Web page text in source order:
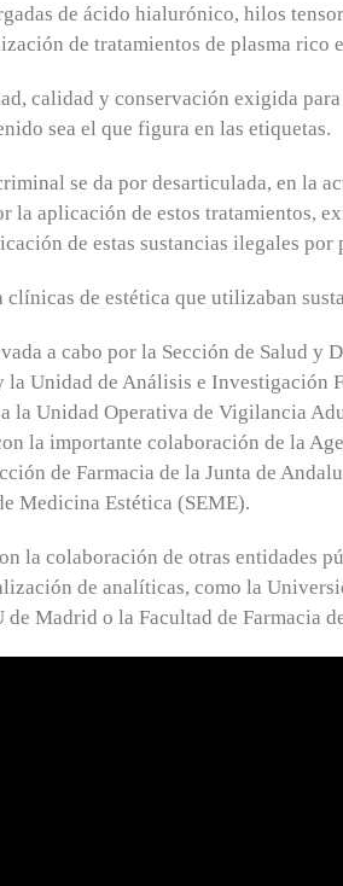
de ácido hialurónico, hilos
de tratamientos de plasma rico
calidad y conservación exigida
sea el que figura en las etiquetas.
se da por desarticulada, en la
la aplicación de estos tratamientos,
de estas sustancias ilegales
a cabo por la Sección de Salud y
Unidad de Análisis e Investigación
la Unidad Operativa de Vigilancia
la importante colaboración de la
de Farmacia de la Junta de
Medicina Estética (SEME).
la colaboración de otras entidades
de analíticas, como la
Madrid o la Facultad de Farmacia